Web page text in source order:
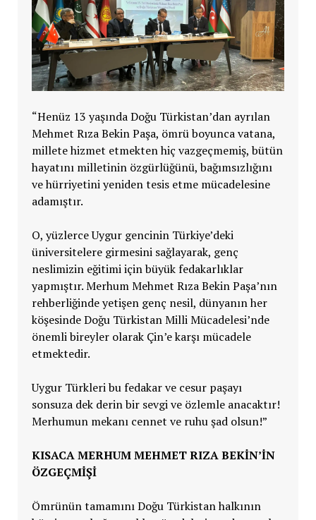
“Henüz 13 yaşında Doğu Türkistan’dan ayrılan
Mehmet Rıza Bekin Paşa, ömrü boyunca vatana,
millete hizmet etmekten hiç vazgeçmemiş, bütün
hayatını milletinin özgürlüğünü, bağımsızlığını
ve hürriyetini yeniden tesis etme mücadelesine
adamıştır.
O, yüzlerce Uygur gencinin Türkiye’deki
üniversitelere girmesini sağlayarak, genç
neslimizin eğitimi için büyük fedakarlıklar
yapmıştır. Merhum Mehmet Rıza Bekin Paşa’nın
rehberliğinde yetişen genç nesil, dünyanın her
köşesinde Doğu Türkistan Milli Mücadelesi’nde
önemli bireyler olarak Çin’e karşı mücadele
etmektedir.
Uygur Türkleri bu fedakar ve cesur paşayı
sonsuza dek derin bir sevgi ve özlemle anacaktır!
Merhumun mekanı cennet ve ruhu şad olsun!”
KISACA MERHUM MEHMET RIZA BEKIN’IN
ÖZGEÇMIŞI
Ömrünün tamamını Doğu Türkistan halkının